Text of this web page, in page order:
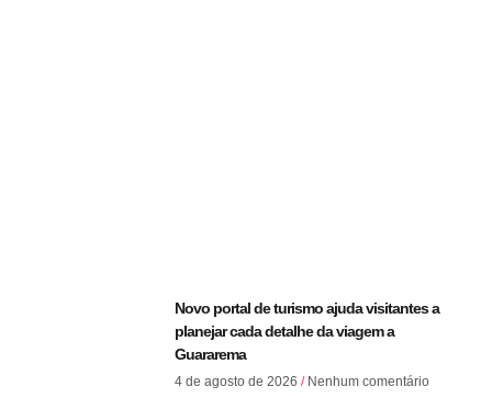
Novo portal de turismo ajuda visitantes a
planejar cada detalhe da viagem a
Guararema
4 de agosto de 2026 Nenhum comentário